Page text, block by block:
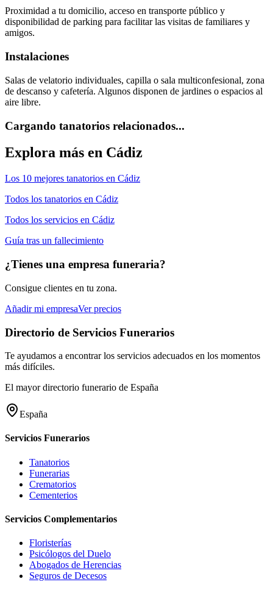
Proximidad a tu domicilio, acceso en transporte público y
disponibilidad de parking para facilitar las visitas de familiares y
amigos.
Instalaciones
Salas de velatorio individuales, capilla o sala multiconfesional, zona
de descanso y cafetería. Algunos disponen de jardines o espacios al
aire libre.
Cargando tanatorios relacionados...
Explora más en Cádiz
Los 10 mejores tanatorios en Cádiz
Todos los tanatorios en Cádiz
Todos los servicios en Cádiz
Guía tras un fallecimiento
¿Tienes una empresa funeraria?
Consigue clientes en tu zona.
Añadir mi empresaVer precios
Directorio de Servicios Funerarios
Te ayudamos a encontrar los servicios adecuados en los momentos
más difíciles.
El mayor directorio funerario de España
España
Servicios Funerarios
Tanatorios
Funerarias
Crematorios
Cementerios
Servicios Complementarios
Floristerías
Psicólogos del Duelo
Abogados de Herencias
Seguros de Decesos